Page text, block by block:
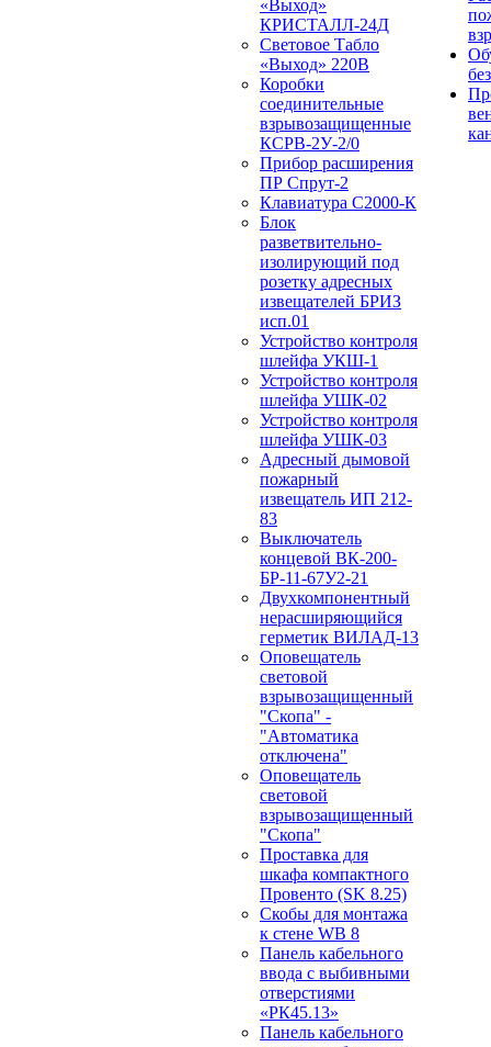
«Выход»
КРИСТАЛЛ-24Д
Световое Табло
«Выход» 220В
Коробки
соединительные
взрывозащищенные
КСРВ-2У-2/0
Прибор расширения
ПР Спрут-2
Клавиатура С2000-К
Блок
разветвительно-
изолирующий под
розетку адресных
извещателей БРИЗ
исп.01
Устройство контроля
шлейфа УКШ-1
Устройство контроля
шлейфа УШК-02
Устройство контроля
шлейфа УШК-03
Адресный дымовой
пожарный
извещатель ИП 212-
83
Выключатель
концевой ВК-200-
БР-11-67У2-21
Двухкомпонентный
нерасширяющийся
герметик ВИЛАД-13
Оповещатель
световой
взрывозащищенный
"Скопа" -
"Автоматика
отключена"
Оповещатель
световой
взрывозащищенный
"Скопа"
Проставка для
шкафа компактного
Провенто (SK 8.25)
Скобы для монтажа
к стене WB 8
Панель кабельного
ввода с выбивными
отверстиями
«РК45.13»
Панель кабельного